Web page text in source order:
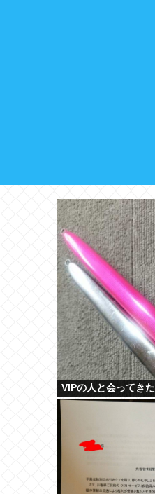
VIPの人と会ってきた